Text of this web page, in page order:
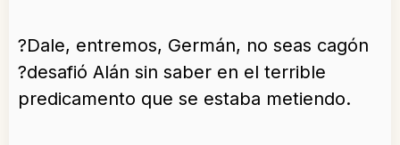
?Dale, entremos, Germán, no seas cagón
?desafió Alán sin saber en el terrible
predicamento que se estaba metiendo.